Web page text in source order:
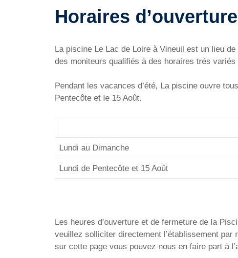
Horaires
La piscine Le Lac de Loire à Vineuil est un lieu
des moniteurs qualifiés à des horaires très
Pendant les vacances d’été, La piscine ouvre
Pentecôte et le 15 Août.
Lundi au Dimanche
Lundi de Pentecôte et 15 Août
Les heures d’ouverture et de fermeture de la
veuillez solliciter directement l’établissement
sur cette page vous pouvez nous en faire part à